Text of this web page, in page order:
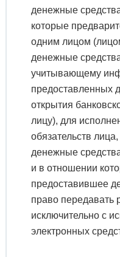
денежные
которые
одним лицом
денежные
учитывающему
предоставленных
открытия
лицу), для
обязательств
денежные
и в отношении
предоставившее
право передавать
исключительно с
электронных